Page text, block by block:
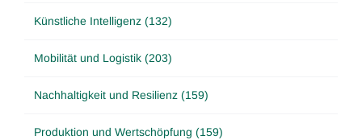
Künstliche Intelligenz (132)
Mobilität und Logistik (203)
Nachhaltigkeit und Resilienz (159)
Produktion und Wertschöpfung (159)